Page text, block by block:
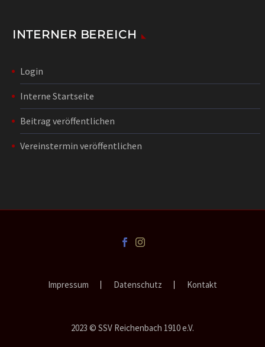
INTERNER BEREICH
Login
Interne Startseite
Beitrag veröffentlichen
Vereinstermin veröffentlichen
Impressum Datenschutz Kontakt
2023 © SSV Reichenbach 1910 e.V.